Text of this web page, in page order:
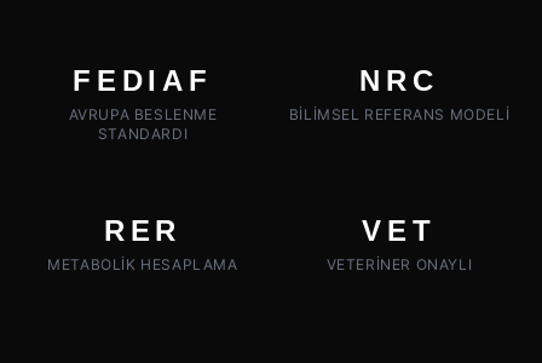
FEDIAF
AVRUPA BESLENME
STANDARDI
NRC
BILIMSEL REFERANS MODELI
RER
METABOLIK HESAPLAMA
VET
VETERINER ONAYLI